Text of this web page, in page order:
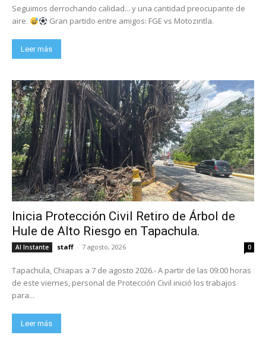
Seguimos derrochando calidad... y una cantidad preocupante de
aire.
Gran partido entre amigos: FGE vs Motozintla.
Leer más
Inicia Protección Civil Retiro de Árbol de
Hule de Alto Riesgo en Tapachula.
Al Instante staff - 7 agosto, 2026 0
Tapachula, Chiapas a 7 de agosto 2026.- A partir de las 09:00 horas
de este viernes, personal de Protección Civil inició los trabajos
para...
Leer más